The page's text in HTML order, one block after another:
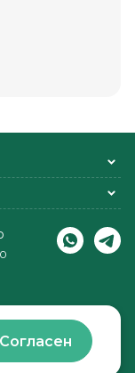
Согласен